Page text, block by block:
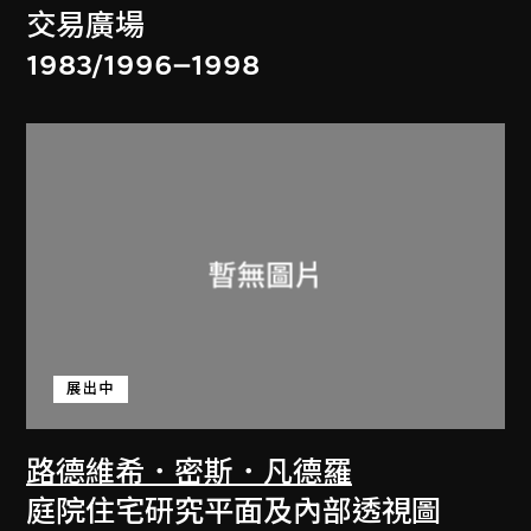
交易廣場
1983/1996–1998
路德維希．密斯．凡德羅
展出中
庭院住宅研究平面及內部透視圖